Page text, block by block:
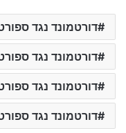
דורטמונד נגד
דורטמונד נגד
דורטמונד נגד
דורטמונד נגד